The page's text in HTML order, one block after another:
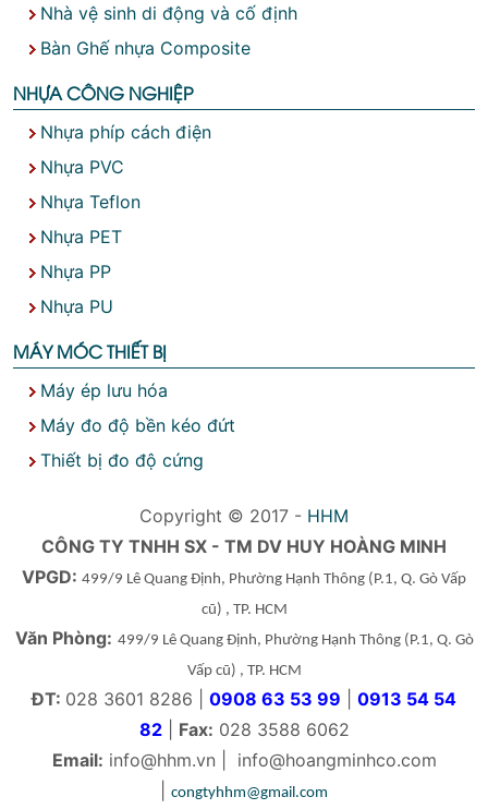
Nhà vệ sinh di động và cố định
Bàn Ghế nhựa Composite
NHỰA CÔNG NGHIỆP
Nhựa phíp cách điện
Nhựa PVC
Nhựa Teflon
Nhựa PET
Nhựa PP
Nhựa PU
MÁY MÓC THIẾT BỊ
Máy ép lưu hóa
Máy đo độ bền kéo đứt
Thiết bị đo độ cứng
Copyright © 2017 - HHM
CÔNG TY TNHH SX - TM DV HUY HOÀNG MINH
VPGD: 499/9 Lê Quang Định, Phường Hạnh Thông (P.1, Q. Gò Vấp
cũ) , TP. HCM
Văn Phòng: 499/9 Lê Quang Định, Phường Hạnh Thông(P.1, Q. Gò
Vấp cũ) , TP. HCM
ĐT: 028 3601 8286 | 0908 63 53 99
0913 54 54
82| Fax: 028 3588 6062
Email: info@hhm.vn
info@hoangminhco.com
congtyhhm@gmail.com